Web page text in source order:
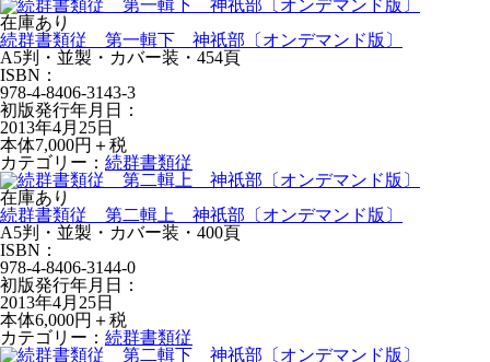
在庫あり
続群書類従 第一輯下 神祇部〔オンデマンド版〕
A5判・並製・カバー装・454頁
ISBN：
978-4-8406-3143-3
初版発行年月日：
2013年4月25日
本体7,000円＋税
カテゴリー： 続群書類従
在庫あり
続群書類従 第二輯上 神祇部〔オンデマンド版〕
A5判・並製・カバー装・400頁
ISBN：
978-4-8406-3144-0
初版発行年月日：
2013年4月25日
本体6,000円＋税
カテゴリー： 続群書類従